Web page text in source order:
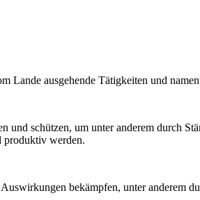
Lande ausgehende Tätigkeiten und
und schützen, um unter anderem durch
produktiv werden.
bekämpfen, unter anderem